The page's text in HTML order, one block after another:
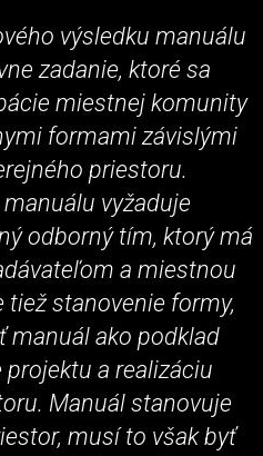
výsledku manuálu
zadanie, ktoré sa
miestnej komunity
formami závislými
priestoru.
vyžaduje
odborný tím, ktorý má
a miestnou
stanovenie formy,
manuál ako podklad
a realizáciu
Manuál stanovuje
musí to však byť